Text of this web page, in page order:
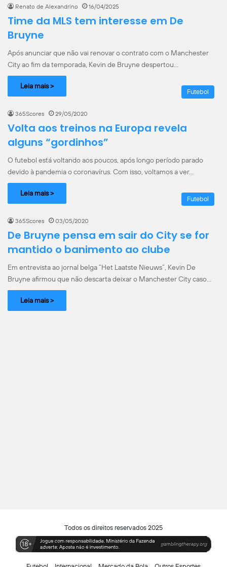
Renato de Alexandrino 16/04/2025
Time da MLS tem interesse em De
Bruyne
Após anunciar que não vai renovar o contrato com o Manchester
City ao fim da temporada, Kevin de Bruyne despertou…
Leia mais >
Futebol
365Scores 29/05/2020
Volta aos treinos na Europa revela
alguns “gordinhos”
O futebol está voltando aos poucos, após longo período parado
devido à pandemia o coronavírus. Com isso, voltamos a ver…
Leia mais >
Futebol
365Scores 03/05/2020
De Bruyne pensa em sair do City se for
mantido o banimento ao clube
Em entrevista ao jornal belga “Het Laatste Nieuws”, Kevin De
Bruyne afirmou que não descarta deixar o Manchester City caso…
Leia mais >
Todos os direitos reservados 2025